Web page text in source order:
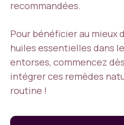
recommandées.
Pour bénéficier au mieux
huiles essentielles dans
entorses, commencez
intégrer ces remèdes
routine !